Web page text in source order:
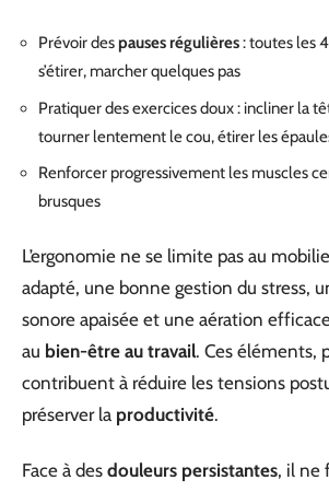
Prévoir despauses régulières: toutes les
s’étirer, marcher quelques pas
Pratiquer des exercices doux : incliner la
tourner lentement le cou, étirer les
Renforcer progressivement les muscles
brusques
L’ergonomie ne se limite pas au
adapté, une bonne gestion du stress,
sonore apaisée et une aération
au bien-être au travail. Ces éléments,
contribuent à réduire les tensions
préserver la productivité.
Face à des douleurs persistantes, il ne